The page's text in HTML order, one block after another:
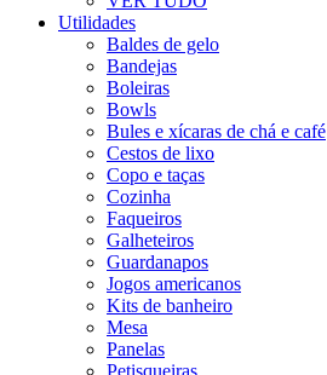
Utilidades
Baldes de gelo
Bandejas
Boleiras
Bowls
Bules e xícaras de chá e café
Cestos de lixo
Copo e taças
Cozinha
Faqueiros
Galheteiros
Guardanapos
Jogos americanos
Kits de banheiro
Mesa
Panelas
Petisqueiras